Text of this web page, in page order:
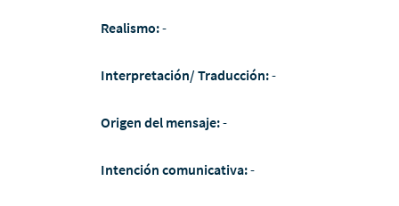
Realismo:-
Interpretación/ Traducción:-
Origen del mensaje:-
Intención comunicativa:-